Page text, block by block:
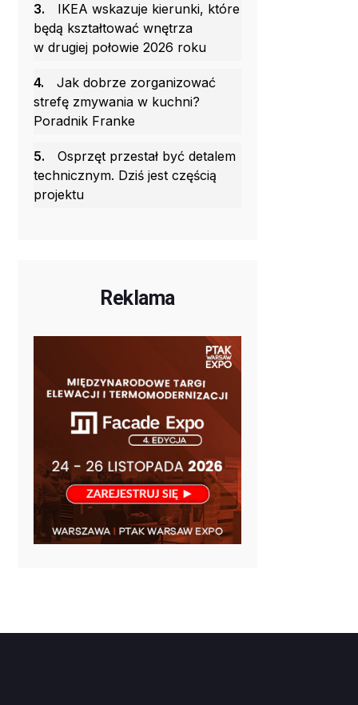
3.
IKEA wskazuje kierunki, które
będą kształtować wnętrza
w drugiej połowie 2026 roku
4.
Jak dobrze zorganizować
strefę zmywania w kuchni?
Poradnik Franke
5.
Osprzęt przestał być detalem
technicznym. Dziś jest częścią
projektu
Reklama